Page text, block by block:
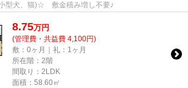
型犬、猫)☆ 敷金積み増し不要♪
8.75万円
(管理費・共益費 4,100円)
敷：0ヶ月｜礼：1ヶ月
所在階：2階
間取り：2LDK
面積：58.60㎡